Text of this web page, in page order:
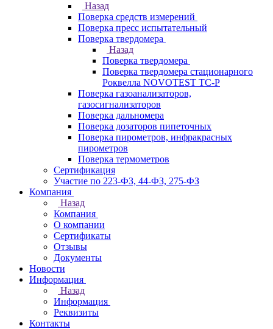
Назад
Поверка средств измерений
Поверка пресс испытательный
Поверка твердомера
Назад
Поверка твердомера
Поверка твердомера стационарного
Роквелла NOVOTEST TС-Р
Поверка газоанализаторов,
газосигнализаторов
Поверка дальномера
Поверка дозаторов пипеточных
Поверка пирометров, инфракрасных
пирометров
Поверка термометров
Сертификация
Участие по 223-ФЗ, 44-ФЗ, 275-ФЗ
Компания
Назад
Компания
О компании
Сертификаты
Отзывы
Документы
Новости
Информация
Назад
Информация
Реквизиты
Контакты